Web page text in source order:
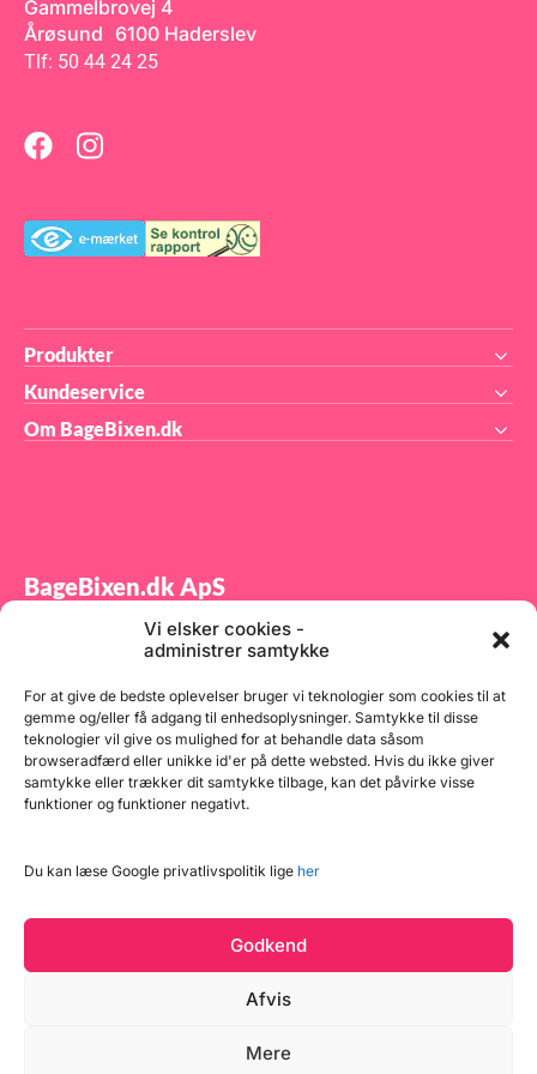
Vi elsker cookies -
administrer samtykke
For at give de bedste oplevelser bruger vi teknologier som cookies til at
gemme og/eller få adgang til enhedsoplysninger. Samtykke til disse
teknologier vil give os mulighed for at behandle data såsom
browseradfærd eller unikke id'er på dette websted. Hvis du ikke giver
samtykke eller trækker dit samtykke tilbage, kan det påvirke visse
funktioner og funktioner negativt.
Du kan læse Google privatlivspolitik lige her
Godkend
Afvis
Mere
Gammelbrovej 4
Årøsund 6100 Haderslev
Tlf: 50 44 24 25
Produkter
Kundeservice
Om BageBixen.dk
BageBixen.dk ApS
Tilmeld dig vores nyhedsbrev og modtag gode tilbud
samt spændende produktnyheder direkte i din
indbakke.